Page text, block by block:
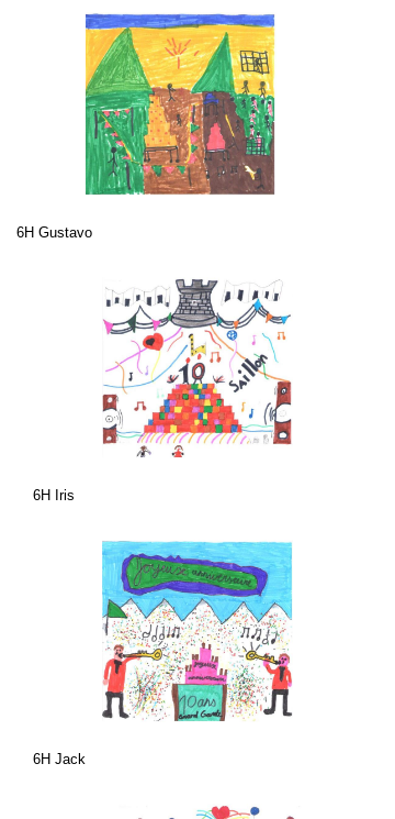
6H Gustavo
6H Iris
6H Jack